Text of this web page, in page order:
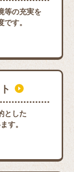
等の充実を
す。
とした
す。